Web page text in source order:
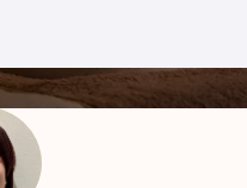
せはこちら